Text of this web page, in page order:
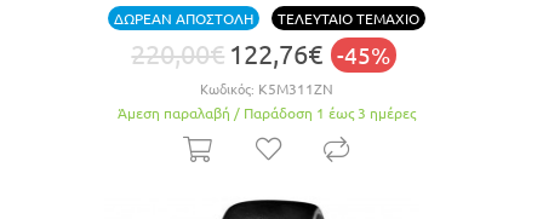
ΔΩΡΕΑΝ ΑΠΟΣΤΟΛΗ ΤΕΛΕΥΤΑΙΟ ΤΕΜΑΧΙΟ
220,00€ 122,76€ -45%
Κωδικός: K5M311ZN
Άμεση παραλαβή / Παράδoση 1 έως 3 ημέρες